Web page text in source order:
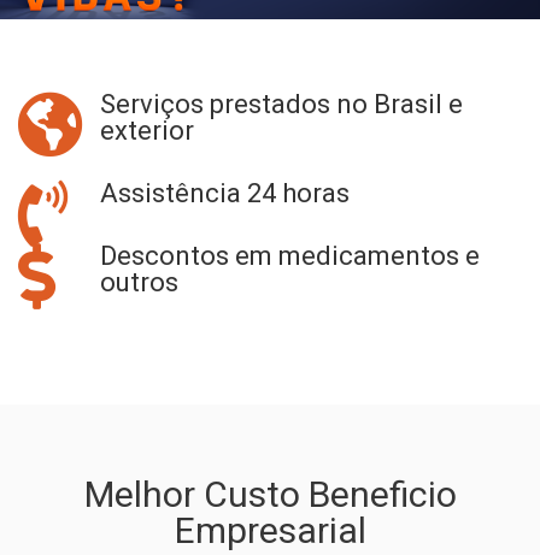
Serviços prestados no Brasil e
exterior
Assistência 24 horas
Descontos em medicamentos e
outros
Melhor Custo Beneficio
Empresarial